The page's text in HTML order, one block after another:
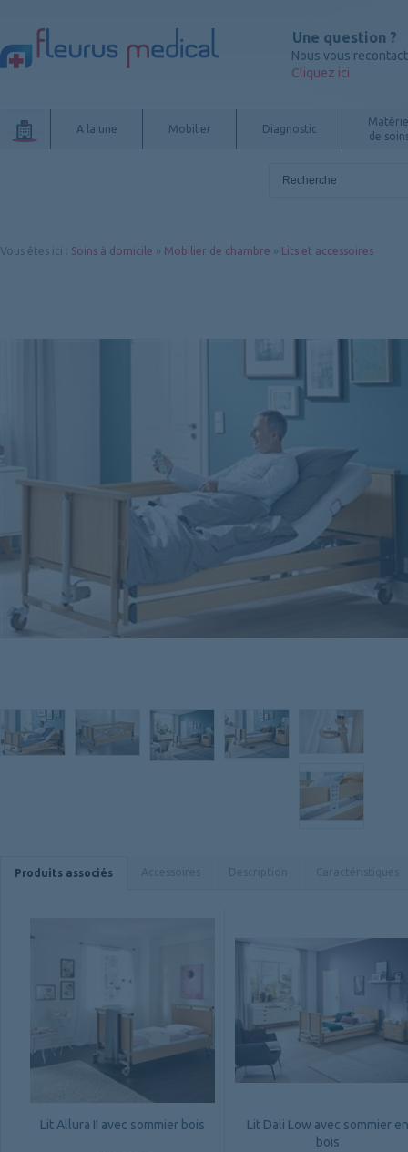
Une question ?
Nous vous
Cliquez ici
A la une Mobilier Diagnostic
de
Vous êtes ici Soins à domicile » Mobilier de chambre » Lits et accessoires
Produits associés
Lit Allura II avec sommier bois
Lit Dali Low avec sommier en
bois